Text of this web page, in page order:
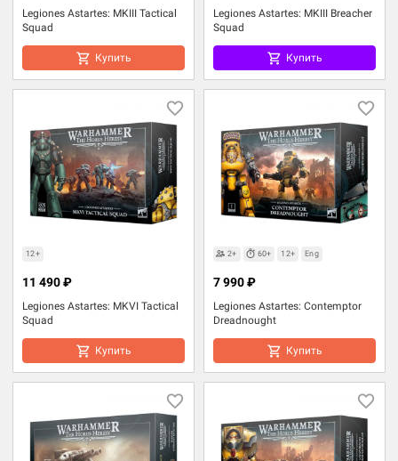
Legiones Astartes: MKIII Tactical
Squad
Купить
Legiones Astartes: MKIII Breacher
Squad
Купить
12+
Legiones Astartes: MKVI Tactical
Squad
11 490 ₽
Купить
2+ 60+ 12+ Eng
Legiones Astartes: Contemptor
Dreadnought
7 990 ₽
Купить